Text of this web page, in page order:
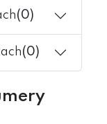
(0)
(0)